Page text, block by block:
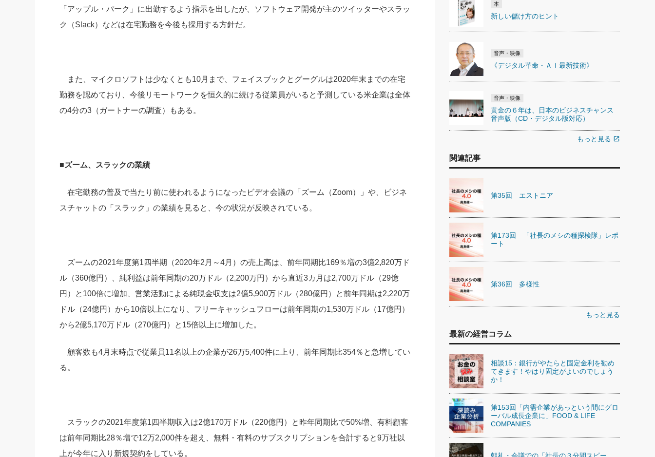
「アップル・パーク」に出勤するよう指示を出したが、ソフトウェア開発が主のツイッターやスラッ
ク（Slack）などは在宅勤務を今後も採用する方針だ。
また、マイクロソフトは少なくとも10月まで、フェイスブックとグーグルは2020年末までの在宅
勤務を認めており、今後リモートワークを恒久的に続ける従業員がいると予測している米企業は全体
の4分の3（ガートナーの調査）もある。
■ズーム、スラックの業績
在宅勤務の普及で当たり前に使われるようになったビデオ会議の「ズーム（Zoom）」や、ビジネ
スチャットの「スラック」の業績を見ると、今の状況が反映されている。
ズームの2021年度第1四半期（2020年2月～4月）の売上高は、前年同期比169％増の3億2,820万ド
ル（360億円）、純利益は前年同期の20万ドル（2,200万円）から直近3カ月は2,700万ドル（29億
円）と100倍に増加、営業活動による純現金収支は2億5,900万ドル（280億円）と前年同期は2,220万
ドル（24億円）から10倍以上になり、フリーキャッシュフローは前年同期の1,530万ドル（17億円）
から2億5,170万ドル（270億円）と15倍以上に増加した。
顧客数も4月末時点で従業員11名以上の企業が26万5,400件に上り、前年同期比354％と急増してい
る。
スラックの2021年度第1四半期収入は2億170万ドル（220億円）と昨年同期比で50%増、有料顧客
は前年同期比28％増で12万2,000件を超え、無料・有料のサブスクリプションを合計すると9万社以
上が今年に入り新規契約をしている。
本
新しい儲け方のヒント
音声・映像
《デジタル革命・ＡＩ最新技術》
音声・映像
黄金の６年は、日本のビジネスチャンス
音声版（CD・デジタル版対応）
もっと見る open_in_new
関連記事
第35回 エストニア
第173回 「社長のメシの種探検隊」レポ
ート
第36回 多様性
もっと見る
最新の経営コラム
相談15：銀行がやたらと固定金利を勧め
てきます！やはり固定がよいのでしょう
か！
第153回「内需企業があっという間にグロ
ーバル成長企業に」FOOD & LIFE
COMPANIES